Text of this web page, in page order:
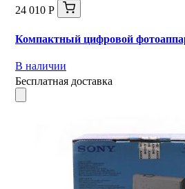
24 010 Р
Компактный цифровой
В наличии
Бесплатная доставка